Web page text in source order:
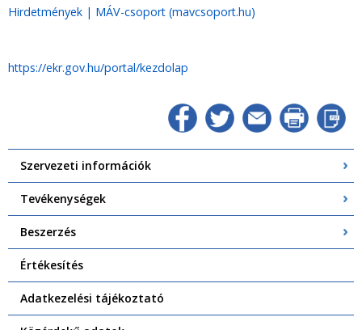
Hirdetmények | MÁV-csoport (mavcsoport.hu)
https://ekr.gov.hu/portal/kezdolap
Szervezeti információk
Tevékenységek
Beszerzés
Értékesítés
Adatkezelési tájékoztató